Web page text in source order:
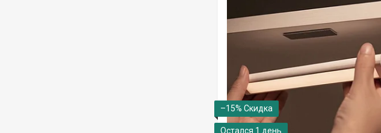
–15%
Остался 1 день